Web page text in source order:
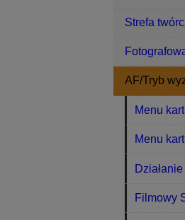
Strefa
AF/Tryb
Menu
Menu
Filmowy